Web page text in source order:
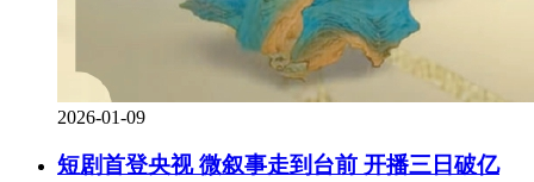
2026-01-09
短剧首登央视 微叙事走到台前 开播三日破亿